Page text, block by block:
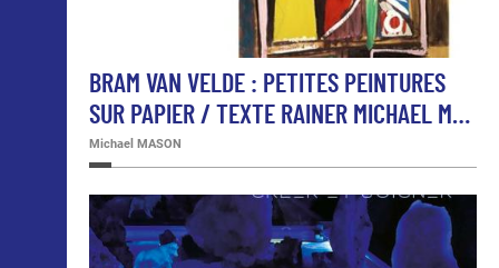
BRAM VAN VELDE : PETITES PEINTURES
SUR PAPIER / TEXTE RAINER MICHAEL M…
Michael MASON